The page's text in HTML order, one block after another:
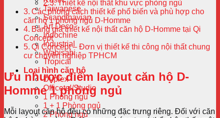
Taiwanese
Scandinavian
Art Deco
Indochine
Industrial
Wabisabi
Tropical
Loại hình căn hộ
Duplex
Officetel/Studio
1 Phòng ngủ
1 + 1 Phòng ngủ
2 Phòng ngủ
Thiết kế nội thất khu vực phòng ngủ
Các phong cách thiết kế phổ biến và phù hợp cho
căn hộ 1 phòng ngủ D-Homme
Bảng giá thiết kế nội thất căn hộ D-Homme tại Qi
Concept
Qi Concept – Đơn vị thiết kế thi công nội thất chung
cư chuyên nghiệp TPHCM
Ưu nhược điểm layout căn hộ D-
Homme 1 phòng ngủ
Mỗi layout căn hộ đều có những đặc trưng riêng. Đối với căn